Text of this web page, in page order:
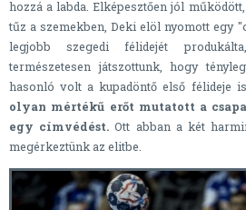
hozzá a labda. Elképesztően jól
tűz a szemekben, Deki elöl nyomott egy
legjobb szegedi félidejét
természetesen játszottunk, hogy
hasonló volt a kupadöntő első félideje
olyan mértékű erőt mutatott a
egy címvédést. Ott abban a két
megérkeztünk az elitbe.